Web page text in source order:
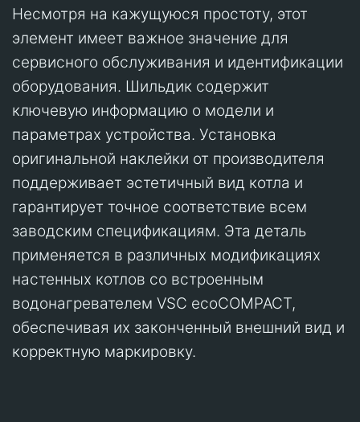
Несмотря на кажущуюся простоту, этот
элемент имеет важное значение для
сервисного обслуживания и идентификации
оборудования. Шильдик содержит
ключевую информацию о модели и
параметрах устройства. Установка
оригинальной наклейки от производителя
поддерживает эстетичный вид котла и
гарантирует точное соответствие всем
заводским спецификациям. Эта деталь
применяется в различных модификациях
настенных котлов со встроенным
водонагревателем VSC ecoCOMPACT,
обеспечивая их законченный внешний вид и
корректную маркировку.